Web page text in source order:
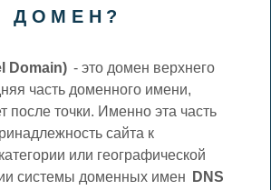
ДОМЕН?
Domain) - это домен верхнего
часть доменного имени,
после точки. Именно эта часть
сайта к
или географической
системы доменных имен
DNS